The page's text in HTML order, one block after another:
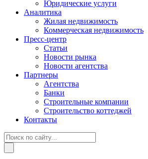
Юридические услуги
Аналитика
Жилая недвижимость
Коммерческая недвижимость
Пресс-центр
Статьи
Новости рынка
Новости агентства
Партнеры
Агентства
Банки
Строительные компании
Строительство коттеджей
Контакты